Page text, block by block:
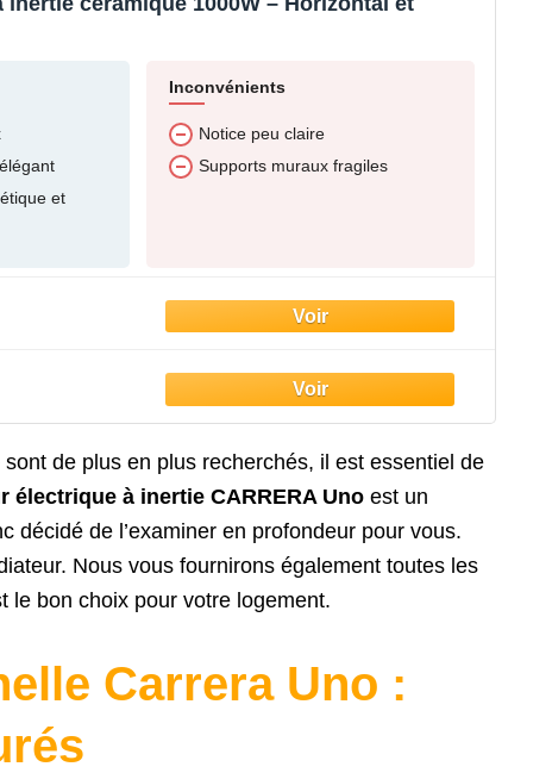
et
Inconvénients
Notice peu claire
Supports muraux fragiles
de plus en plus recherchés, il est essentiel de
électrique à inertie CARRERA Uno est un
décidé de l’examiner en profondeur pour vous.
Nous vous fournirons également toutes les
le bon choix pour votre logement.
Carrera Uno :